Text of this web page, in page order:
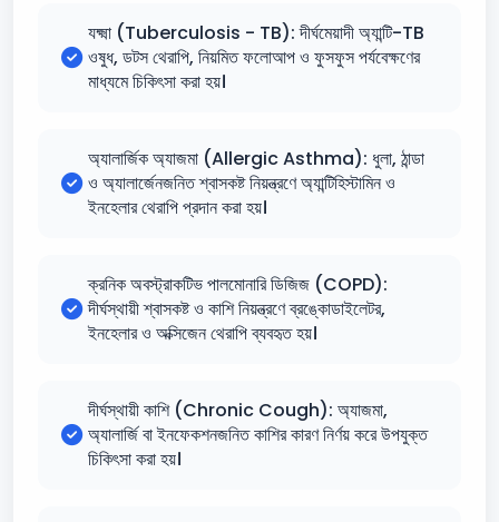
যক্ষ্মা (Tuberculosis - TB): দীর্ঘমেয়াদী অ্যান্টি-TB
ওষুধ, ডটস থেরাপি, নিয়মিত ফলোআপ ও ফুসফুস পর্যবেক্ষণের
মাধ্যমে চিকিৎসা করা হয়।
অ্যালার্জিক অ্যাজমা (Allergic Asthma): ধুলা, ঠান্ডা
ও অ্যালার্জেনজনিত শ্বাসকষ্ট নিয়ন্ত্রণে অ্যান্টিহিস্টামিন ও
ইনহেলার থেরাপি প্রদান করা হয়।
ক্রনিক অবস্ট্রাকটিভ পালমোনারি ডিজিজ (COPD):
দীর্ঘস্থায়ী শ্বাসকষ্ট ও কাশি নিয়ন্ত্রণে ব্রঙ্কোডাইলেটর,
ইনহেলার ও অক্সিজেন থেরাপি ব্যবহৃত হয়।
দীর্ঘস্থায়ী কাশি (Chronic Cough): অ্যাজমা,
অ্যালার্জি বা ইনফেকশনজনিত কাশির কারণ নির্ণয় করে উপযুক্ত
চিকিৎসা করা হয়।